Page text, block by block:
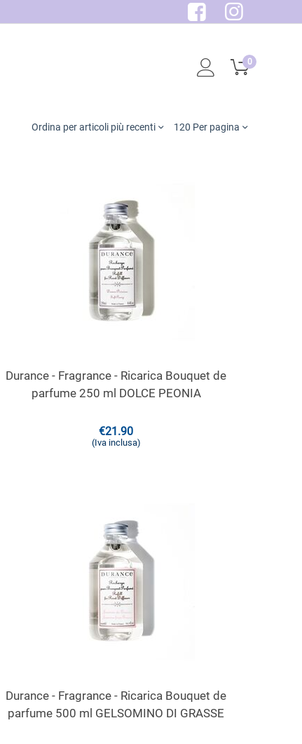
0
Ordina per articoli più recenti 120 Per pagina
Durance - Fragrance - Ricarica Bouquet de
parfume 250 ml DOLCE PEONIA
€21.90
(Iva inclusa)
Durance - Fragrance - Ricarica Bouquet de
parfume 500 ml GELSOMINO DI GRASSE